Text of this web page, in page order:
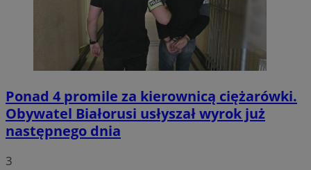
Ponad 4 promile za kierownicą ciężarówki.
Obywatel Białorusi usłyszał wyrok już
następnego dnia
3